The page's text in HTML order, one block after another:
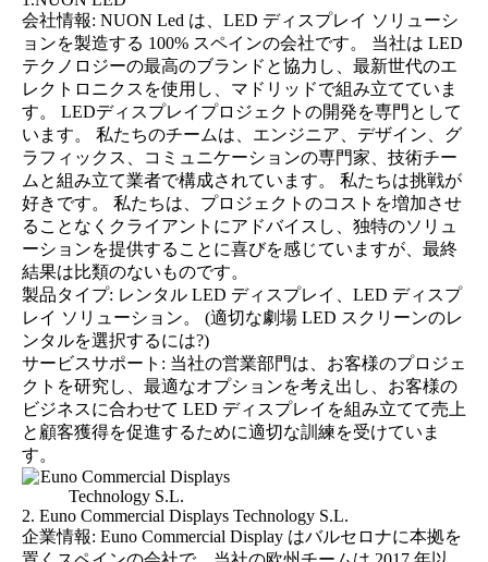
会社情報: NUON Led は、LED ディスプレイ ソリューシ
ョンを製造する 100% スペインの会社です。 当社は LED
テクノロジーの最高のブランドと協力し、最新世代のエ
レクトロニクスを使用し、マドリッドで組み立てていま
す。 LEDディスプレイプロジェクトの開発を専門として
います。 私たちのチームは、エンジニア、デザイン、グ
ラフィックス、コミュニケーションの専門家、技術チー
ムと組み立て業者で構成されています。 私たちは挑戦が
好きです。 私たちは、プロジェクトのコストを増加させ
ることなくクライアントにアドバイスし、独特のソリュ
ーションを提供することに喜びを感じていますが、最終
結果は比類のないものです。
製品タイプ: レンタル LED ディスプレイ、LED ディスプ
レイ ソリューション。 (適切な劇場 LED スクリーンのレ
ンタルを選択するには?)
サービスサポート: 当社の営業部門は、お客様のプロジェ
クトを研究し、最適なオプションを考え出し、お客様の
ビジネスに合わせて LED ディスプレイを組み立てて売上
と顧客獲得を促進するために適切な訓練を受けていま
す。
2. Euno Commercial Displays Technology S.L.
企業情報: Euno Commercial Display はバルセロナに本拠を